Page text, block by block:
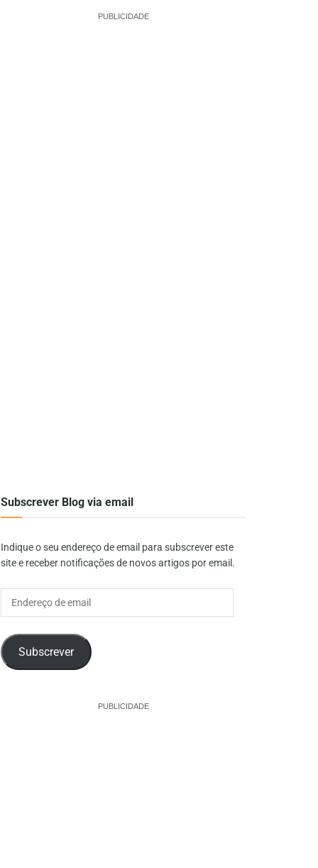
PUBLICIDADE
Subscrever Blog via email
Indique o seu endereço de email para subscrever este
site e receber notificações de novos artigos por email.
Subscrever
PUBLICIDADE